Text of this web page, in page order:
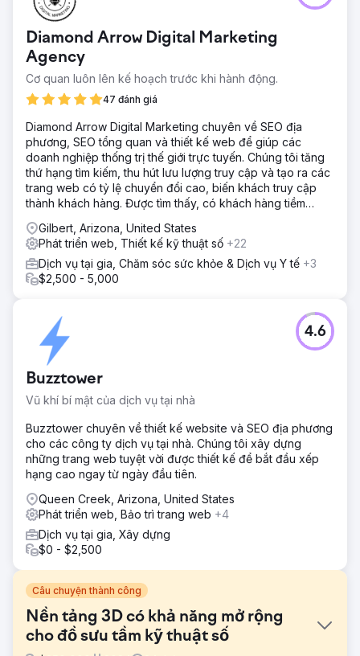
Diamond Arrow Digital Marketing
Agency
Cơ quan luôn lên kế hoạch trước khi hành động.
47 đánh giá
Diamond Arrow Digital Marketing chuyên về SEO địa
phương, SEO tổng quan và thiết kế web để giúp các
doanh nghiệp thống trị thế giới trực tuyến. Chúng tôi tăng
thứ hạng tìm kiếm, thu hút lưu lượng truy cập và tạo ra các
trang web có tỷ lệ chuyển đổi cao, biến khách truy cập
thành khách hàng. Được tìm thấy, có khách hàng tiềm
Gilbert, Arizona, United States
Phát triển web, Thiết kế kỹ thuật số +22
Dịch vụ tại gia, Chăm sóc sức khỏe & Dịch vụ Y tế +3
$2,500 - 5,000
Buzztower
Vũ khí bí mật của dịch vụ tại nhà
4.6
Buzztower chuyên về thiết kế website và SEO địa phương
cho các công ty dịch vụ tại nhà. Chúng tôi xây dựng
những trang web tuyệt vời được thiết kế để bắt đầu xếp
hạng cao ngay từ ngày đầu tiên.
Queen Creek, Arizona, United States
Phát triển web, Bảo trì trang web +4
Dịch vụ tại gia, Xây dựng
$0 - $2,500
Câu chuyện thành công
Nền tảng 3D có khả năng mở rộng
cho đồ sưu tầm kỹ thuật số